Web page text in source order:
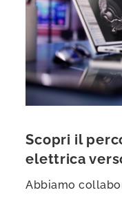
Scopri il
elettrica
Abbiamo